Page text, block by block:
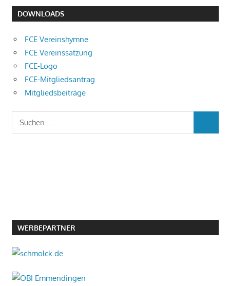
DOWNLOADS
FCE Vereinshymne
FCE Vereinssatzung
FCE-Logo
FCE-Mitgliedsantrag
Mitgliedsbeiträge
Suchen
nach:
WERBEPARTNER